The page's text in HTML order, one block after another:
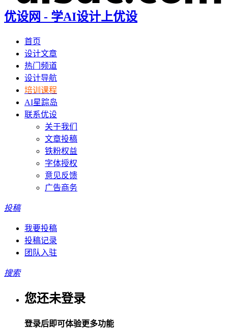
优设网 - 学AI设计上优设
首页
设计文章
热门频道
设计导航
培训课程
AI星踪岛
联系优设
关于我们
文章投稿
铁粉权益
字体授权
意见反馈
广告商务
投稿
我要投稿
投稿记录
团队入驻
搜索
您还未登录
登录后即可体验更多功能